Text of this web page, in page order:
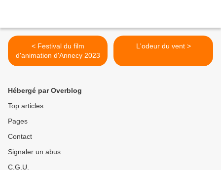
< Festival du film
d'animation d'Annecy 2023
L'odeur du vent >
Hébergé par Overblog
Top articles
Pages
Contact
Signaler un abus
C.G.U.